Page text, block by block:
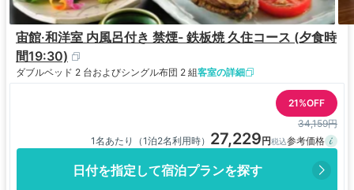
宙館·和洋室 内風呂付き 禁煙- 鉄板焼 久住コース (夕食時
間19:30)
ダブルベッド 2 台およびシングル布団 2 組客室の詳細
21%OFF
34,159円
1名あたり（1泊2名利用時） 27,229
日付を指定して宿泊プランを探す